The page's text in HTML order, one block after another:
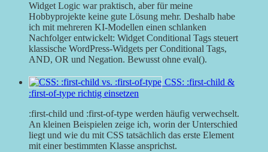
Widget Logic war praktisch, aber für meine
Hobbyprojekte keine gute Lösung mehr. Deshalb habe
ich mit mehreren KI-Modellen einen schlanken
Nachfolger entwickelt: Widget Conditional Tags steuert
klassische WordPress-Widgets per Conditional Tags,
AND, OR und Negation. Bewusst ohne eval().
CSS: :first-child &
:first-of-type richtig einsetzen
:first-child und :first-of-type werden häufig verwechselt.
An kleinen Beispielen zeige ich, worin der Unterschied
liegt und wie du mit CSS tatsächlich das erste Element
mit einer bestimmten Klasse ansprichst.